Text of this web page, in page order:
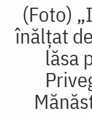
(Foto)
înălțat
lăsa